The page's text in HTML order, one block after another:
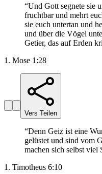
“Und Gott segnete sie
fruchtbar und mehrt
sie euch untertan und
und über die Vögel
Getier, das auf Erden
1. Mose 1:28
Vers Teilen
“Denn Geiz ist eine
gelüstet und sind vom
machen sich selbst viel
1. Timotheus 6:10